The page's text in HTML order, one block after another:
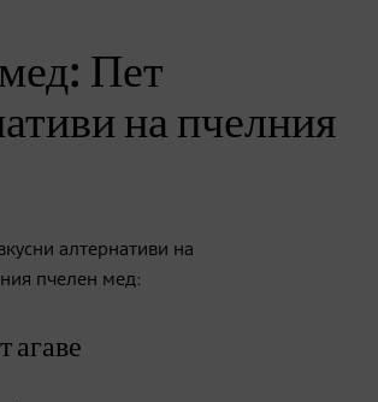
Пет
на пчелния
алтернативи на
пчелен мед:
агаве